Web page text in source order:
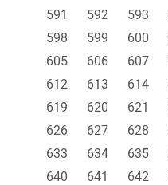
591
592 593
598
599 600
605
606 607
612
613 614
619
620 621
626
627 628
633
634 635
640
641 642